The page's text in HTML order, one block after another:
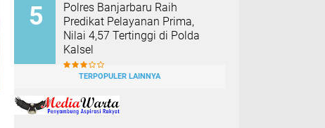
Polres Banjarbaru Raih
Predikat Pelayanan Prima,
Nilai 4,57 Tertinggi di Polda
Kalsel
TERPOPULER LAINNYA